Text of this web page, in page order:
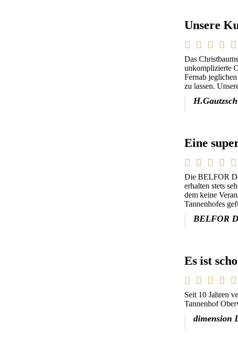
Unsere
Das
unkomplizierte
Fernab
zu lassen.
Eine
Die BELFOR
erhalten stets
dem keine
Tannenhofes
BELFOR
Es ist
Seit 10 Jahren
Tannenhof
dimension